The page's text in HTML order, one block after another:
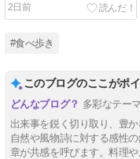
2日前
#食べ歩き
このブログのここがポ
多彩なテー
出来事を鋭く切り取り、豊
自然や風物詩に対する感性
章が共感を呼びます。料理